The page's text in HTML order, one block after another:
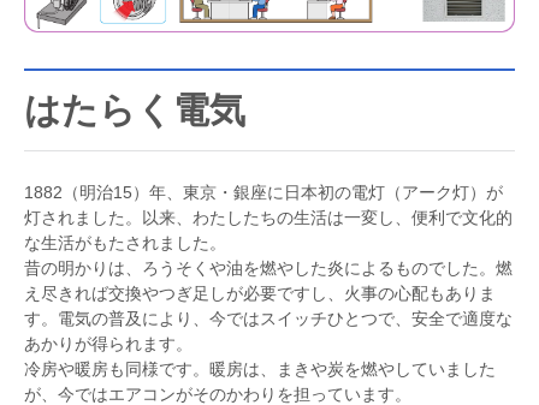
はたらく電気
1882（明治15）年、東京・銀座に日本初の電灯（アーク灯）が
灯されました。以来、わたしたちの生活は一変し、便利で文化的
な生活がもたされました。
昔の明かりは、ろうそくや油を燃やした炎によるものでした。燃
え尽きれば交換やつぎ足しが必要ですし、火事の心配もありま
す。電気の普及により、今ではスイッチひとつで、安全で適度な
あかりが得られます。
冷房や暖房も同様です。暖房は、まきや炭を燃やしていました
が、今ではエアコンがそのかわりを担っています。